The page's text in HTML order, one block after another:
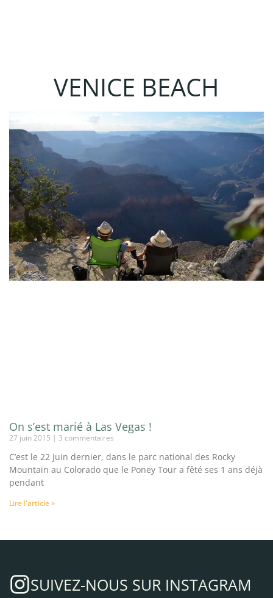
VENICE BEACH
On s’est marié à Las Vegas !
27 juin 2015 3 commentaires
C’est le 22 juin dernier, dans le parc national des Rocky
Mountain au Colorado que le Poney Tour a fêté ses 1 ans déjà
pendant
Lire l'article »
SUIVEZ-NOUS SUR INSTAGRAM